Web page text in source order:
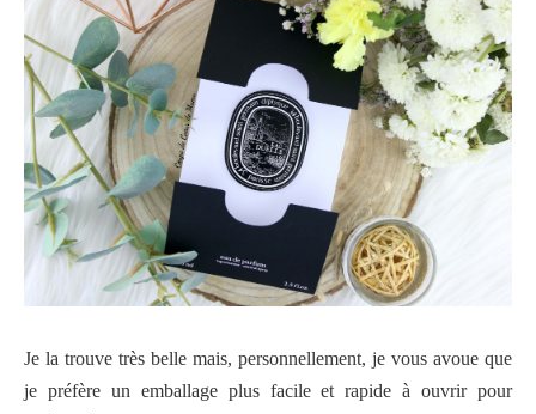
Je la trouve très belle mais, personnellement, je vous avoue que
je préfère un emballage plus facile etrapide à ouvrir pour